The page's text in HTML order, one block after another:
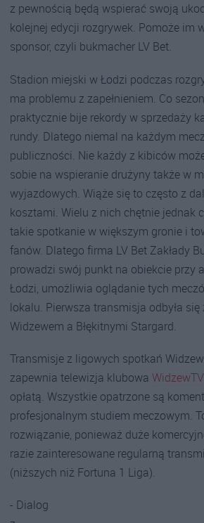
z pewnością będą wspierać swoją
kolejnej edycji rozgrywek. Pomoże im
sponsor, czyli bukmacher LV Bet.
Stadion miejski w Łodzi podczas
ma problemu z zapełnieniem. Co
praktycznie bije rekordy w sprzedaży
rundy. Dlatego niemal na każdym
publiczności. Nie każdy z kibiców
sobie na wspieranie drużyny także w
wyjazdowych. Wiąże się to często z
kosztami. Wielu z nich chętnie jednak
takie spotkanie w większym gronie i
fanów. Dlatego firma LV Bet Zakłady
prowadzi swój punkt na obiekcie przy
Łodzi, umożliwia oglądanie tych
lokalu. Pierwsza transmisja odbyła
Widzewem a Błękitnymi Stargard.
Transmisje z ligowych spotkań
zapewnia telewizja klubowa WidzewTV
opłatą. Wszystkie opatrzone są
profesjonalnym studiem meczowym.
rozwiązanie, ponieważ duże
razie zainteresowane regularną
(niższych niż Fortuna 1 Liga).
- Dialog